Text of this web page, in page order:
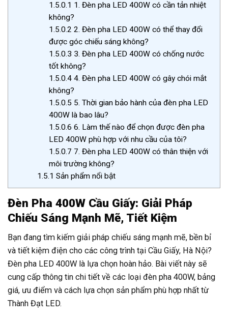
1.5.0.1 1. Đèn pha LED 400W có cần tản nhiệt
không?
1.5.0.2 2. Đèn pha LED 400W có thể thay đổi
được góc chiếu sáng không?
1.5.0.3 3. Đèn pha LED 400W có chống nước
tốt không?
1.5.0.44. Đèn pha LED 400W có gây chói mắt
không?
1.5.0.5 5. Thời gian bảo hành của đèn pha LED
400W là bao lâu?
1.5.0.6 6. Làm thế nào để chọn được đèn pha
LED 400W phù hợp với nhu cầu của tôi?
1.5.0.7 7. Đèn pha LED 400W có thân thiện với
môi trường không?
1.5.1 Sản phẩm nổi bật
Đèn Pha 400W Cầu Giấy: Giải Pháp
Chiếu Sáng Mạnh Mẽ, Tiết Kiệm
Bạn đang tìm kiếm giải pháp chiếu sáng mạnh mẽ, bền bỉ
và tiết kiệm điện cho các công trình tại Cầu Giấy, Hà Nội?
Đèn pha LED 400W là lựa chọn hoàn hảo. Bài viết này sẽ
cung cấp thông tin chi tiết về các loại đèn pha 400W, bảng
giá, ưu điểm và cách lựa chọn sản phẩm phù hợp nhất từ
Thành Đạt LED.